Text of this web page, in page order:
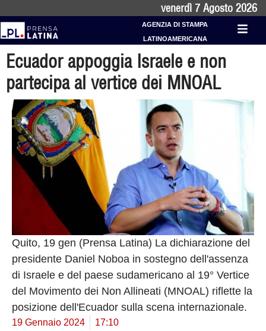
venerdì 7 Agosto 2026
AGENZIA DI STAMPA
LATINOAMERICANA
Ecuador appoggia Israele e non
partecipa al vertice dei MNOAL
Quito, 19 gen (Prensa Latina) La dichiarazione del
presidente Daniel Noboa in sostegno dell'assenza
di Israele e del paese sudamericano al 19° Vertice
del Movimento dei Non Allineati (MNOAL) riflette la
posizione dell'Ecuador sulla scena internazionale.
19 Gennaio 2024 17:10